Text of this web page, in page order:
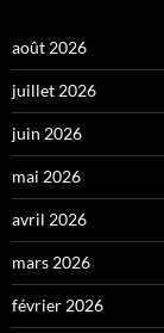
août 2026
juillet 2026
juin 2026
mai 2026
avril 2026
mars 2026
février 2026